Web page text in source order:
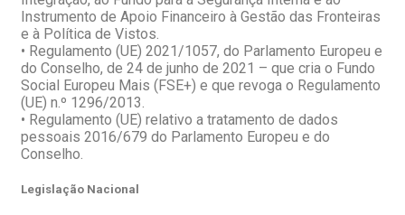
Instrumento de Apoio Financeiro à Gestão das Fronteiras
e à Política de Vistos.
• Regulamento (UE) 2021/1057, do Parlamento Europeu e
do Conselho, de 24 de junho de 2021 – que cria o Fundo
Social Europeu Mais (FSE+) e que revoga o Regulamento
(UE) n.º 1296/2013.
• Regulamento (UE) relativo a tratamento de dados
pessoais 2016/679 do Parlamento Europeu e do
Conselho.
Legislação Nacional